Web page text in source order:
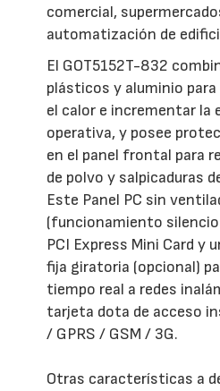
comercial,
automatización de
El GOT5152T-832
plásticos y aluminio
el calor e incrementar la
operativa, y posee
en el panel frontal para
de polvo y salpicaduras
Este Panel PC sin
(funcionamiento
PCI Express Mini Card y
fija giratoria (opcional)
tiempo real a redes
tarjeta dota de acceso
/ GPRS / GSM / 3G.
Otras características a